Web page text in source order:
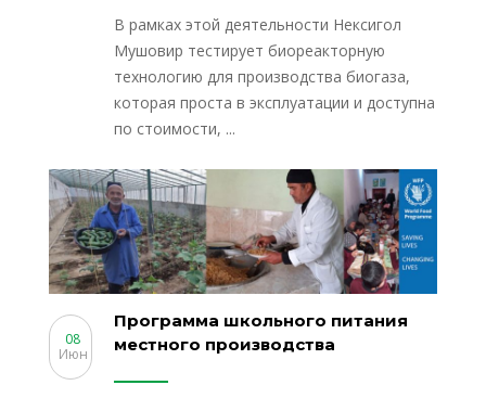
В рамках этой деятельности Нексигол
Мушовир тестирует биореакторную
технологию для производства биогаза,
которая проста в эксплуатации и доступна
по стоимости, ...
Программа школьного питания
местного производства
08
Июн